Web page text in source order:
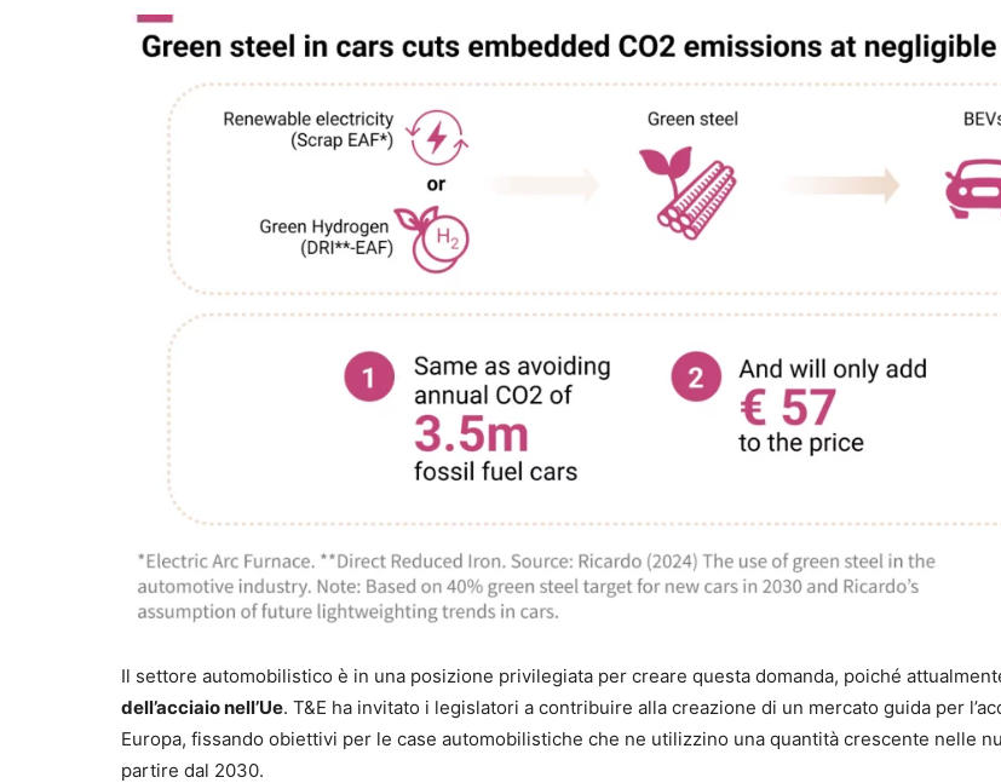
Il settore automobilistico è in una posizione privilegiata per creare questa domanda, poiché
dell’acciaio nell’Ue. T&E ha invitato i legislatori a contribuire alla creazione di un mercato guida per
Europa, fissando obiettivi per le case automobilistiche che ne utilizzino una quantità crescente nelle
partire dal 2030.